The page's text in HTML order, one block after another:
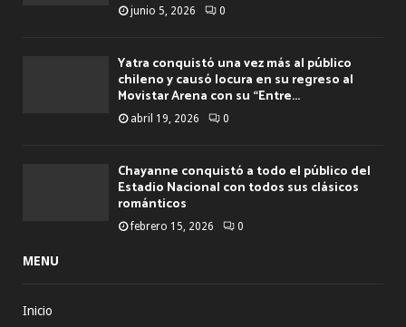
junio 5, 2026 0
Yatra conquistó una vez más al público
chileno y causó locura en su regreso al
Movistar Arena con su “Entre...
abril 19, 2026 0
Chayanne conquistó a todo el público del
Estadio Nacional con todos sus clásicos
románticos
febrero 15, 2026 0
MENU
Inicio